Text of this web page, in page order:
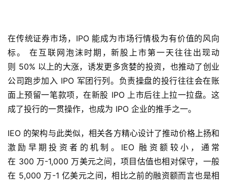
在传统证券市场，IPO 能成为市场行情极为有价值的风向
标。 在互联网泡沫时期，新股上市第一天往往出现动
则 50% 以上的大涨，诱发更多贪婪的投资，也推动了创业
公司跑步加入 IPO 军团行列。负责操盘的投行往往会在账
面上预留一笔款项，在新股 IPO 上市后往上拉一拉盘。这
成了投行的一贯操作，也成为 IPO 企业的推手之一。
IEO 的架构与此类似，相关各方精心设计了推动价格上扬和
激励早期投资者的机制。IEO 融资额较小，通常
在 300 万-1,000 万美元之间，项目估值也相对保守，一般
在 5,000 万-1 亿美元之间，相比之前的融资额而言也是相